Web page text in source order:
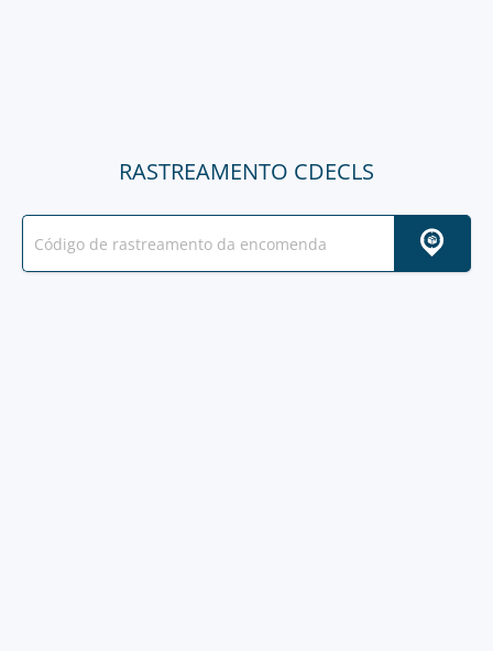
RASTREAMENTO CDECLS